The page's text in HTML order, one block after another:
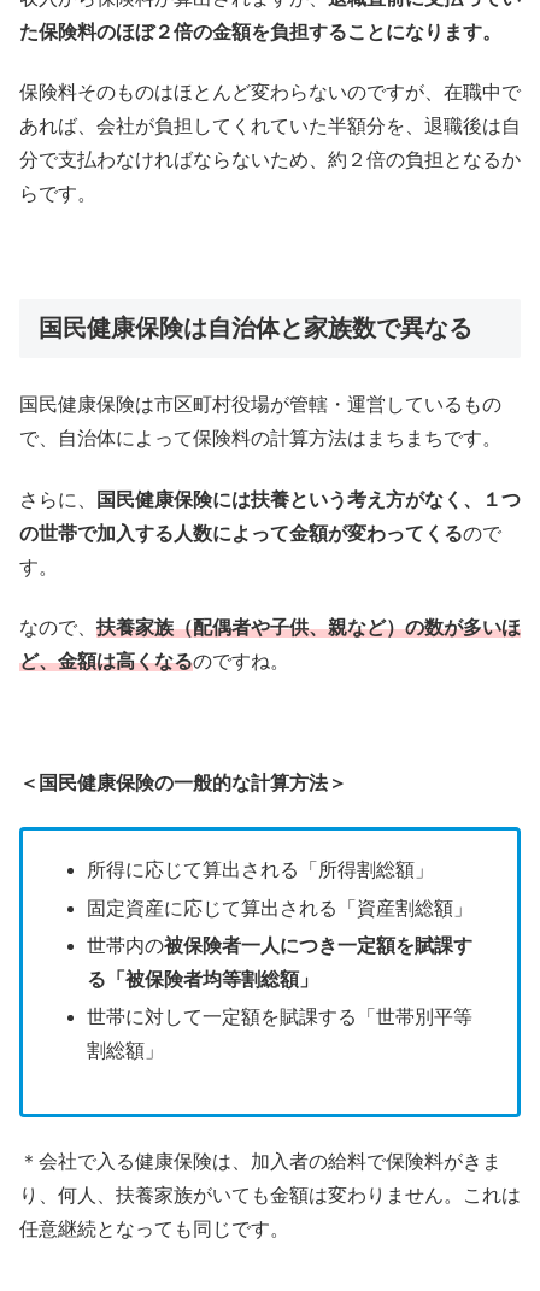
た保険料のほぼ２倍の金額を負担することになります。
保険料そのものはほとんど変わらないのですが、在職中で
あれば、会社が負担してくれていた半額分を、退職後は自
分で支払わなければならないため、約２倍の負担となるか
らです。
国民健康保険は自治体と家族数で異なる
国民健康保険は市区町村役場が管轄・運営しているもの
で、自治体によって保険料の計算方法はまちまちです。
さらに、
国民健康保険には扶養という考え方がなく、１つ
の世帯で加入する人数によって金額が変わってくるので
す。
なので、 扶養家族（配偶者や子供、親など）の数が多いほ
ど、金額は高くなるのですね。
＜国民健康保険の一般的な計算方法＞
所得に応じて算出される「所得割総額」
固定資産に応じて算出される「資産割総額」
世帯内の被保険者一人につき一定額を賦課す
る「被保険者均等割総額」
世帯に対して一定額を賦課する「世帯別平等
割総額」
＊会社で入る健康保険は、加入者の給料で保険料がきま
り、何人、扶養家族がいても金額は変わりません。これは
任意継続となっても同じです。